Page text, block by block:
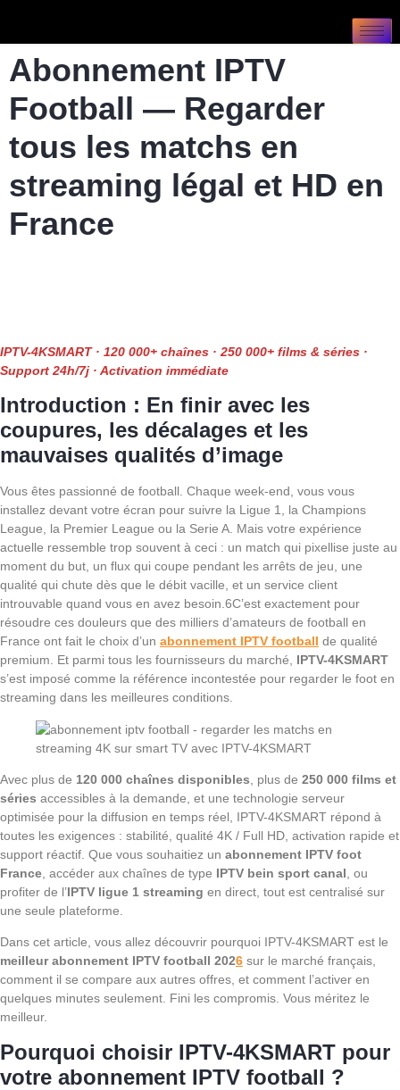
Abonnement IPTV
Football — Regarder
tous les matchs en
streaming légal et HD en
France
IPTV-4KSMART · 120 000+ chaînes · 250 000+ films & séries ·
Support 24h/7j · Activation immédiate
Introduction : En finir avec les
coupures, les décalages et les
mauvaises qualités d’image
Vous êtes passionné de football. Chaque week-end, vous vous
installez devant votre écran pour suivre la Ligue 1, la Champions
League, la Premier League ou la Serie A. Mais votre expérience
actuelle ressemble trop souvent à ceci : un match qui pixellise juste au
moment du but, un flux qui coupe pendant les arrêts de jeu, une
qualité qui chute dès que le débit vacille, et un service client
introuvable quand vous en avez besoin.6C’est exactement pour
résoudre ces douleurs que des milliers d’amateurs de football en
France ont fait le choix d’un abonnement IPTV football de qualité
premium. Et parmi tous les fournisseurs du marché, IPTV-4KSMART
s’est imposé comme la référence incontestée pour regarder le foot en
streaming dans les meilleures conditions.
Avec plus de 120 000 chaînes disponibles , plus de 250 000 films et
séries accessibles à la demande, et une technologie serveur
optimisée pour la diffusion en temps réel, IPTV-4KSMART répond à
toutes les exigences : stabilité, qualité 4K / Full HD, activation rapide et
support réactif. Que vous souhaitiez un abonnement IPTV foot
France , accéder aux chaînes de type IPTV bein sport canal , ou
profiter de l’IPTV ligue 1 streaming en direct, tout est centralisé sur
une seule plateforme.
Dans cet article, vous allez découvrir pourquoi IPTV-4KSMART est le
meilleur abonnement IPTV football 2026 sur le marché français,
comment il se compare aux autres offres, et comment l’activer en
quelques minutes seulement. Fini les compromis. Vous méritez le
meilleur.
Pourquoi choisir IPTV-4KSMART pour
votre abonnement IPTV football ?